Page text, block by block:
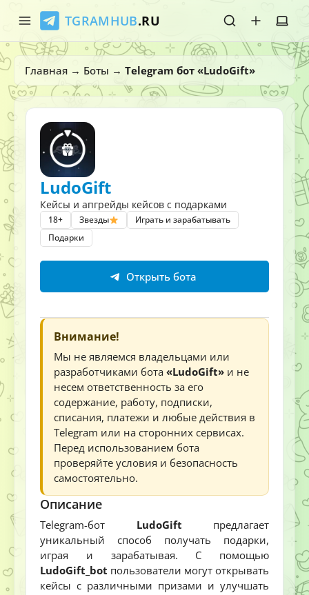
TGRAMHUB.RU
Главная
Стикеры
Эмодзи
Главная → Боты → Telegram бот «LudoGift»
LudoGift
Кейсы и апгрейды кейсов с подарками
18+ Звезды
Играть и зарабатывать
Подарки
Открыть бота
Внимание!
Мы не являемся владельцами или
разработчиками бота «LudoGift» и не
несем ответственность за его
содержание, работу, подписки,
списания, платежи и любые действия в
Telegram или на сторонних сервисах.
Перед использованием бота
проверяйте условия и безопасность
самостоятельно.
Описание
Telegram-бот LudoGift предлагает
уникальный способ получать подарки,
играя и зарабатывая. С помощью
LudoGift_bot пользователи могут открывать
кейсы с различными призами и улучшать